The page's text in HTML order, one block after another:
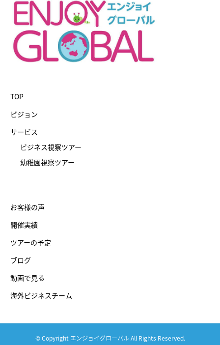
TOP
ビジョン
サービス
ビジネス視察ツアー
幼稚園視察ツアー
お客様の声
開催実績
ツアーの予定
ブログ
動画で見る
海外ビジネスチーム
© Copyright エンジョイグローバル All Rights Reserved.